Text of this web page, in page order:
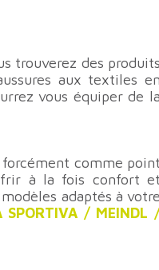
trouverez des produits
aux textiles en
vous équiper de la
comme point
à la fois confort et
adaptés à votre
SPORTIVA / MEINDL